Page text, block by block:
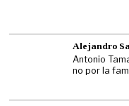
Alejandro
Antonio
no por la